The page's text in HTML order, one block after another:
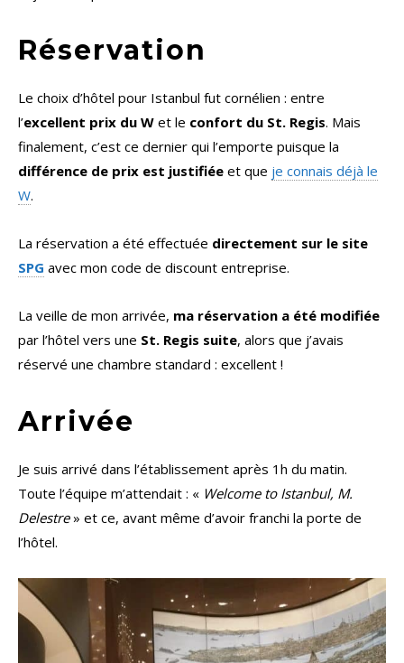
Réservation
Le choix d’hôtel pour Istanbul fut cornélien : entre
l’excellent prix du W et le confort du St. Regis. Mais
finalement, c’est ce dernier qui l’emporte puisque la
différence de prix est justifiée et que je connais déjà le
W.
La réservation a été effectuée directement sur le site
SPG avec mon code de discount entreprise.
La veille de mon arrivée, ma réservation a été modifiée
par l’hôtel vers une St. Regis suite, alors que j’avais
réservé une chambre standard : excellent !
Arrivée
Je suis arrivé dans l’établissement après 1h du matin.
Toute l’équipe m’attendait : « Welcome to Istanbul, M.
Delestre» et ce, avant même d’avoir franchi la porte de
l’hôtel.